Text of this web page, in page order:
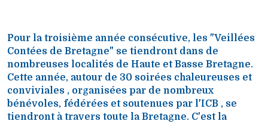
Pour la troisième année consécutive, les "Veillées
Contées de Bretagne" se tiendront dans de
nombreuses localités de Haute et Basse Bretagne.
Cette année, autour de 30 soirées chaleureuses et
conviviales , organisées par de nombreux
bénévoles, fédérées et soutenues par l'ICB , se
tiendront à travers toute la Bretagne. C'est la